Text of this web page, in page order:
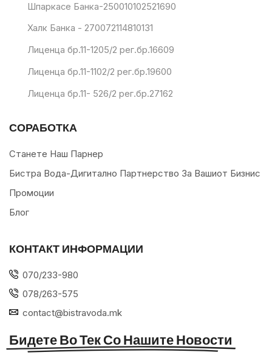
Шпаркасе Банка-250010102521690
Халк Банка - 270072114810131
Лиценца бр.11-1205/2 рег.бр.16609
Лиценца бр.11-1102/2 рег.бр.19600
Лиценца бр.11- 526/2 рег.бр.27162
СОРАБОТКА
Станете Наш Парнер
Бистра Вода-Дигитално Партнерство За Вашиот Бизнис
Промоции
Блог
КОНТАКТ ИНФОРМАЦИИ
070/233-980
078/263-575
contact@bistravoda.mk
Бидете Во Тек Со Нашите Новости